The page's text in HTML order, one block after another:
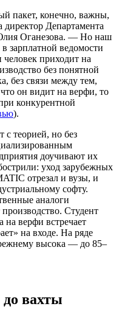
пакет, конечно, важны,
директор Департамента
Оганезова. — Но наш
зарплатной ведомости
приходит на
без понятной
без связи между тем,
он видит на верфи, то
конкурентной
).
с теорией, но без
доучивают их
уход зарубежных
отрезал и вузы, и
софту.
аналоги
Студент
на верфи встречает
на входе. На ряде
высока — до 85–
вахты